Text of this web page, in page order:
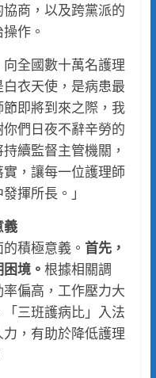
商，以及跨黨派的
作。
全國數十萬名護理
衣天使，是病患最
即將到來之際，我
們日夜不辭辛勞的
續監督主管機關，
，讓每一位護理師
揮所長。」
義
積極意義。 首先，
境。 根據相關調
偏高，工作壓力大
三班護病比」入法
，有助於降低護理